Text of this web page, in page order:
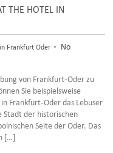
THE HOTEL IN
Frankfurt Oder •
No
von Frankfurt-Oder zu
Sie beispielsweise
Frankfurt-Oder das Lebuser
Stadt der historischen
Seite der Oder. Das
[…]